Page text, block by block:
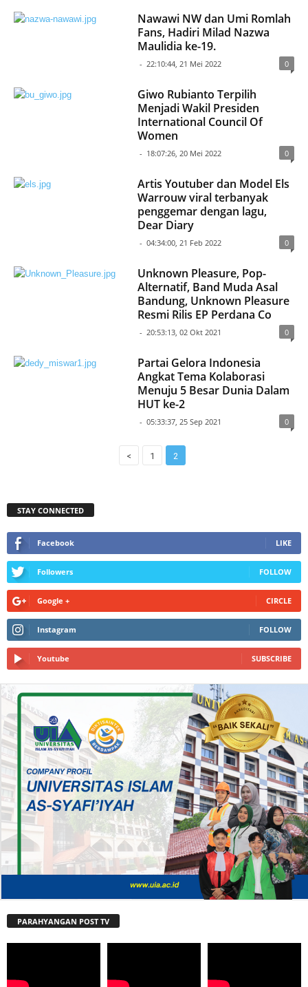
Nawawi NW dan Umi Romlah
Fans, Hadiri Milad Nazwa
Maulidia ke-19.
- 22:10:44, 21 Mei 2022 0
Giwo Rubianto Terpilih
Menjadi Wakil Presiden
International Council Of
Women
- 18:07:26, 20 Mei 2022 0
Artis Youtuber dan Model Els
Warrouw viral terbanyak
penggemar dengan lagu,
Dear Diary
- 04:34:00, 21 Feb 2022 0
Unknown Pleasure, Pop-
Alternatif, Band Muda Asal
Bandung, Unknown Pleasure
Resmi Rilis EP Perdana Co
- 20:53:13, 02 Okt 2021 0
Partai Gelora Indonesia
Angkat Tema Kolaborasi
Menuju 5 Besar Dunia Dalam
HUT ke-2
- 05:33:37, 25 Sep 2021 0
< 1 2
STAY CONNECTED
Facebook LIKE
Followers FOLLOW
Google + CIRCLE
Instagram FOLLOW
Youtube SUBSCRIBE
PARAHYANGAN POST TV